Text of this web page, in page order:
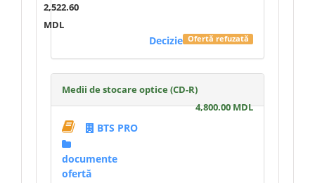
2,522.60
MDL
Ofertă refuzată
Decizie
Medii de stocare optice (CD-R)
4,800.00 MDL
BTS PRO
documente
ofertă